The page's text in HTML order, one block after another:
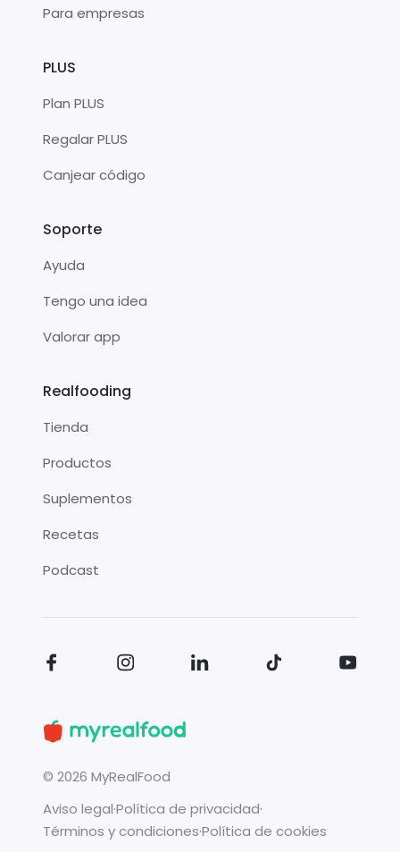
Para empresas
PLUS
Plan PLUS
Regalar PLUS
Canjear código
Soporte
Ayuda
Tengo una idea
Valorar app
Realfooding
Tienda
Productos
Suplementos
Recetas
Podcast
© 2026 MyRealFood
Aviso legal·Política de privacidad·
Términos y condiciones·Política de cookies